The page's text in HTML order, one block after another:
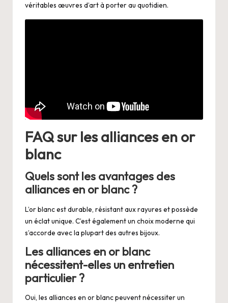
véritables œuvres d’art à porter au quotidien.
FAQ sur les alliances en or
blanc
Quels sont les avantages des
alliances en or blanc ?
L’or blanc est durable, résistant aux rayures et possède
un éclat unique. C’est également un choix moderne qui
s’accorde avec la plupart des autres bijoux.
Les alliances en or blanc
nécessitent-elles un entretien
particulier ?
Oui, les alliances en or blanc peuvent nécessiter un